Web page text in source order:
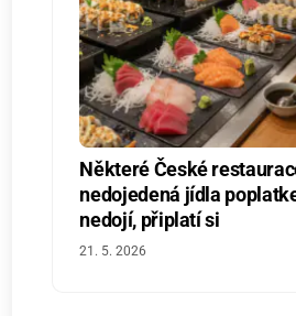
Některé České
nedojedená jídla
nedojí, připlatí si
21. 5. 2026